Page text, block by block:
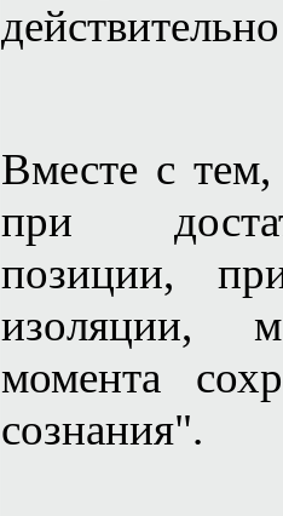
Вместе с
при
позиции,
изоляции,
момента
сознания".